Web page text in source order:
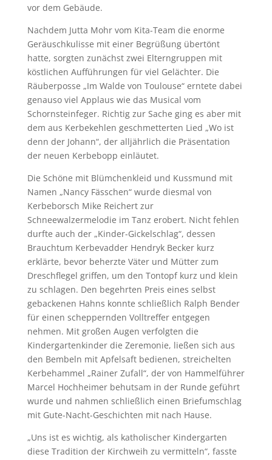
vor dem Gebäude.
Nachdem Jutta Mohr vom Kita-Team die enorme
Geräuschkulisse mit einer Begrüßung übertönt
hatte, sorgten zunächst zwei Elterngruppen mit
köstlichen Aufführungen für viel Gelächter. Die
Räuberposse „Im Walde von Toulouse“ erntete dabei
genauso viel Applaus wie das Musical vom
Schornsteinfeger. Richtig zur Sache ging es aber mit
dem aus Kerbekehlen geschmetterten Lied „Wo ist
denn der Johann“, der alljährlich die Präsentation
der neuen Kerbebopp einläutet.
Die Schöne mit Blümchenkleid und Kussmund mit
Namen „Nancy Fässchen“ wurde diesmal von
Kerbeborsch Mike Reichert zur
Schneewalzermelodie im Tanz erobert. Nicht fehlen
durfte auch der „Kinder-Gickelschlag“, dessen
Brauchtum Kerbevadder Hendryk Becker kurz
erklärte, bevor beherzte Väter und Mütter zum
Dreschflegel griffen, um den Tontopf kurz und klein
zu schlagen. Den begehrten Preis eines selbst
gebackenen Hahns konnte schließlich Ralph Bender
für einen scheppernden Volltreffer entgegen
nehmen. Mit großen Augen verfolgten die
Kindergartenkinder die Zeremonie, ließen sich aus
den Bembeln mit Apfelsaft bedienen, streichelten
Kerbehammel „Rainer Zufall“, der von Hammelführer
Marcel Hochheimer behutsam in der Runde geführt
wurde und nahmen schließlich einen Briefumschlag
mit Gute-Nacht-Geschichten mit nach Hause.
„Uns ist es wichtig, als katholischer Kindergarten
diese Tradition der Kirchweih zu vermitteln“, fasste